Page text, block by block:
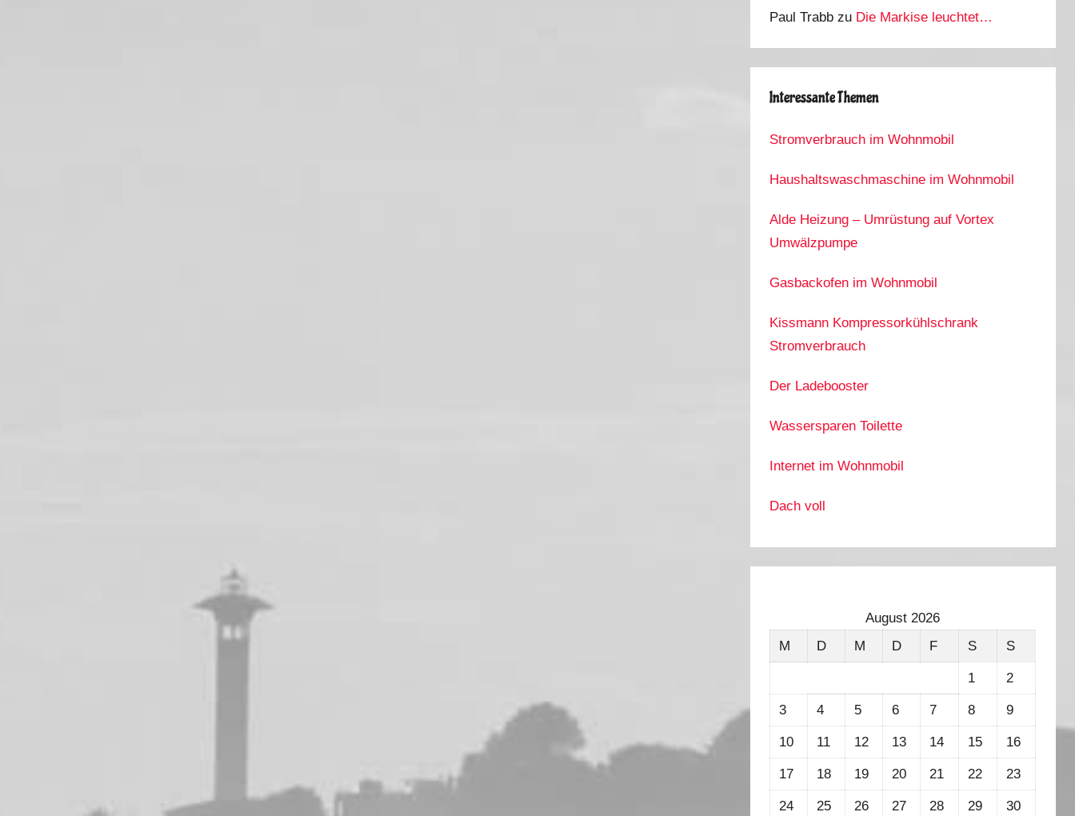
Paul Trabb zu Die Markise leuchtet…
Interessante Themen
Stromverbrauch im Wohnmobil
Haushaltswaschmaschine im Wohnmobil
Alde Heizung – Umrüstung auf Vortex
Umwälzpumpe
Gasbackofen im Wohnmobil
Kissmann Kompressorkühlschrank
Stromverbrauch
Der Ladebooster
Wassersparen Toilette
Internet im Wohnmobil
Dach voll
August 2026
M
D M D F S S
1 2
3 4 5 6 7 8 9
10 11 12 13 14 15 16
17 18 19 20 21 22 23
24 25 26 27 28 29 30